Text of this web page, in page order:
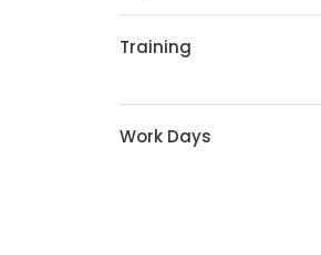
Training
Work Days